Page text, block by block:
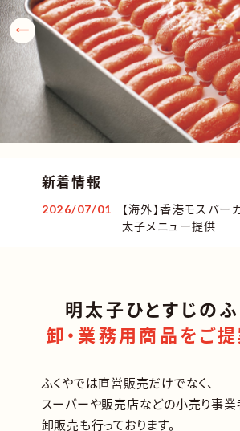
新着情報
2026/07/01
【海外】香港モスバー
太子メニュー提供
明太子ひとすじの
卸・業務用商品をご
ふくやでは直営販売だけでなく、
スーパーや販売店などの小売り事
卸販売も行っております。